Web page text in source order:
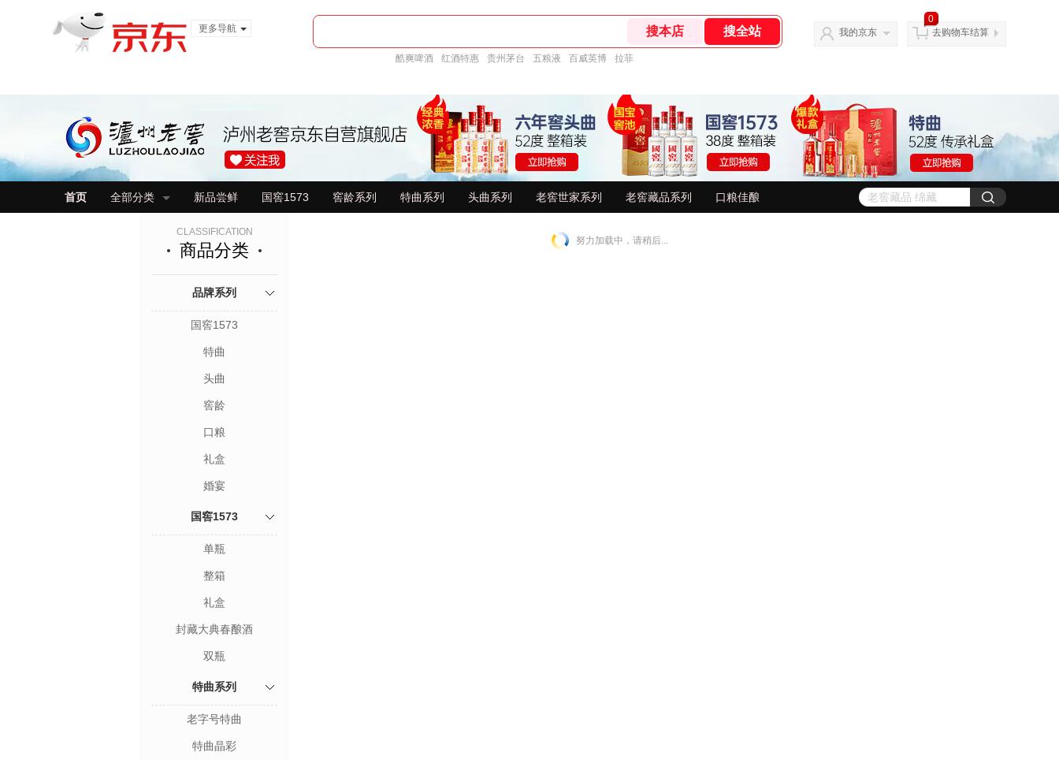
更多导航
酷爽啤酒 红酒特惠 贵州茅台 五粮液 百威英博 拉菲
我的京东
0
去购物车结算
首页 全部分类 新品尝鲜 国窖1573 窖龄系列 特曲系列 头曲系列 老窖世家系列 老窖藏品系列 口粮佳酿
CLASSIFICATION
商品分类
品牌系列
国窖1573
特曲
头曲
窖龄
口粮
礼盒
婚宴
国窖1573
单瓶
整箱
礼盒
封藏大典春酿酒
双瓶
特曲系列
老字号特曲
特曲晶彩
努力加载中，请稍后...